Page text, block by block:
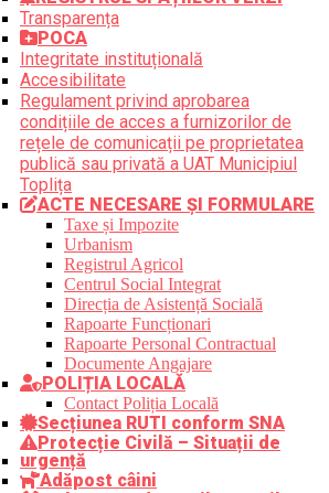
Transparența
POCA
Integritate instituțională
Accesibilitate
Regulament privind aprobarea
condițiile de acces a furnizorilor de
rețele de comunicații pe proprietatea
publică sau privată a UAT Municipiul
Toplița
ACTE NECESARE ȘI FORMULARE
Taxe și Impozite
Urbanism
Registrul Agricol
Centrul Social Integrat
Direcția de Asistență Socială
Rapoarte Funcționari
Rapoarte Personal Contractual
Documente Angajare
POLIȚIA LOCALĂ
Contact Poliția Locală
Secțiunea RUTI conform SNA
Protecție Civilă – Situații de
urgență
Adăpost câini